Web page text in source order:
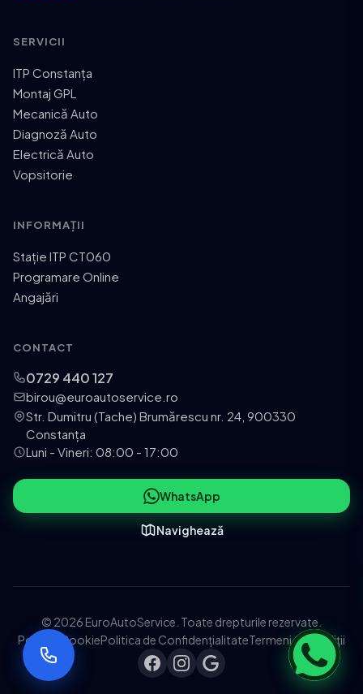
SERVICII
ITP Constanța
Montaj GPL
Mecanică Auto
Diagnoză Auto
Electrică Auto
Vopsitorie
INFORMAȚII
Stație ITP CT060
Programare Online
Angajări
CONTACT
0729 440 127
birou@euroautoservice.ro
Str. Dumitru (Tache) Brumărescu nr. 24, 900330
Constanța
Luni - Vineri: 08:00 - 17:00
WhatsApp
Navighează
© 2026 EuroAutoService. Toate drepturile rezervate.
Politica CookiePolitica de ConfidențialitateTermeni și Condiții